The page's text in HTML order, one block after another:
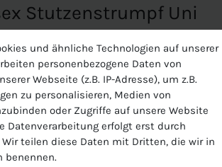
Stutzenstrumpf Uni
31 % Baumwolle, 2 % Elasthan
der Wade
Knöchel
und ähnliche Technologien auf unserer
personenbezogene Daten von
Webseite (z.B. IP-Adresse), um z.B.
zu personalisieren, Medien von
oder Zugriffe auf unsere Website
Datenverarbeitung erfolgt erst durch
Wir teilen diese Daten mit Dritten, die wir in
benennen.